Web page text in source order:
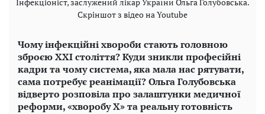
Скріншот з відео на Youtube
Чому інфекційні хвороби стають головною
зброєю ХХІ століття? Куди зникли професійні
кадри та чому система, яка мала нас рятувати,
сама потребує реанімації? Ольга Голубовська
відверто розповіла про залаштунки медичної
реформи, «хворобу Х» та реальну готовність